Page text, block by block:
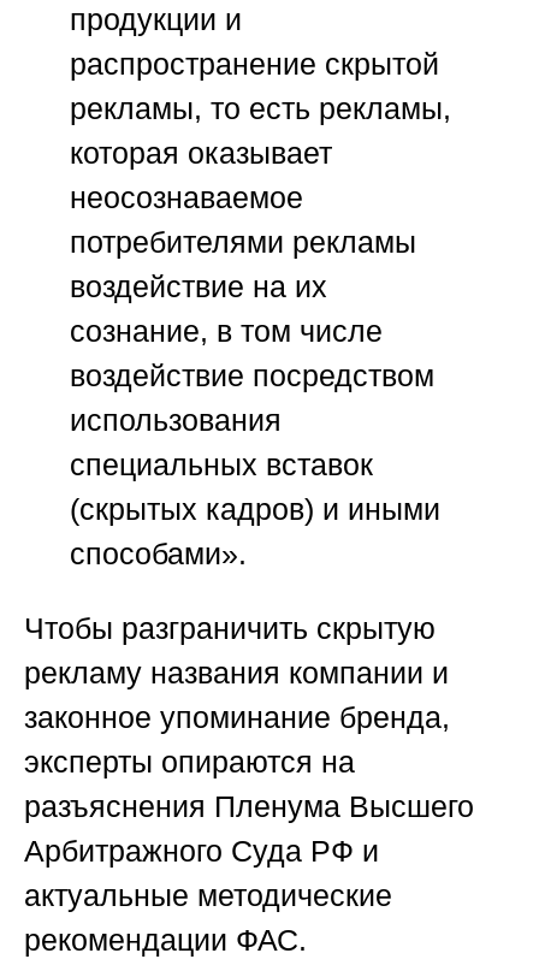
продукции и
распространение скрытой
рекламы, то есть рекламы,
которая оказывает
неосознаваемое
потребителями рекламы
воздействие на их
сознание, в том числе
воздействие посредством
использования
специальных вставок
(скрытых кадров) и иными
способами».
Чтобы разграничить скрытую
рекламу названия компании и
законное упоминание бренда,
эксперты опираются на
разъяснения Пленума Высшего
Арбитражного Суда РФ и
актуальные методические
рекомендации ФАС.